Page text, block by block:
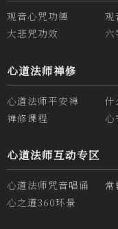
观音心咒功德 观
大悲咒功效
六
心道法师禅修
心道法师平安禅 什
禅修课程
心
心道法师互动专区
心道法师咒音唱诵 常
心之道360环景